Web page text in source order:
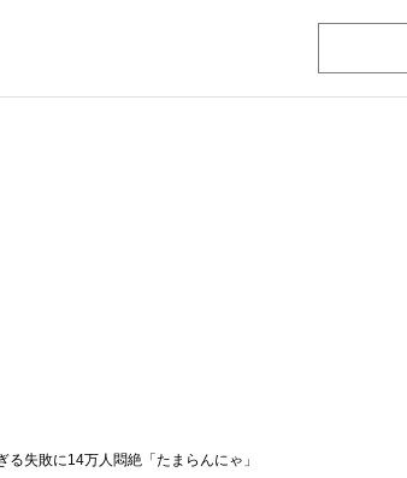
失敗に14万人悶絶「たまらんにゃ」